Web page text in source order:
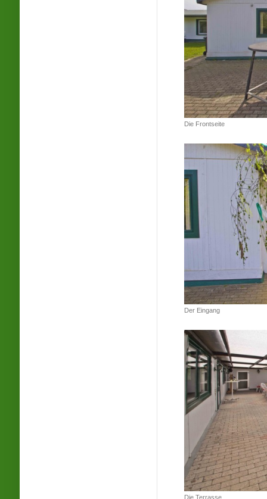
Die Frontseite
Der Eingang
Die Terrasse